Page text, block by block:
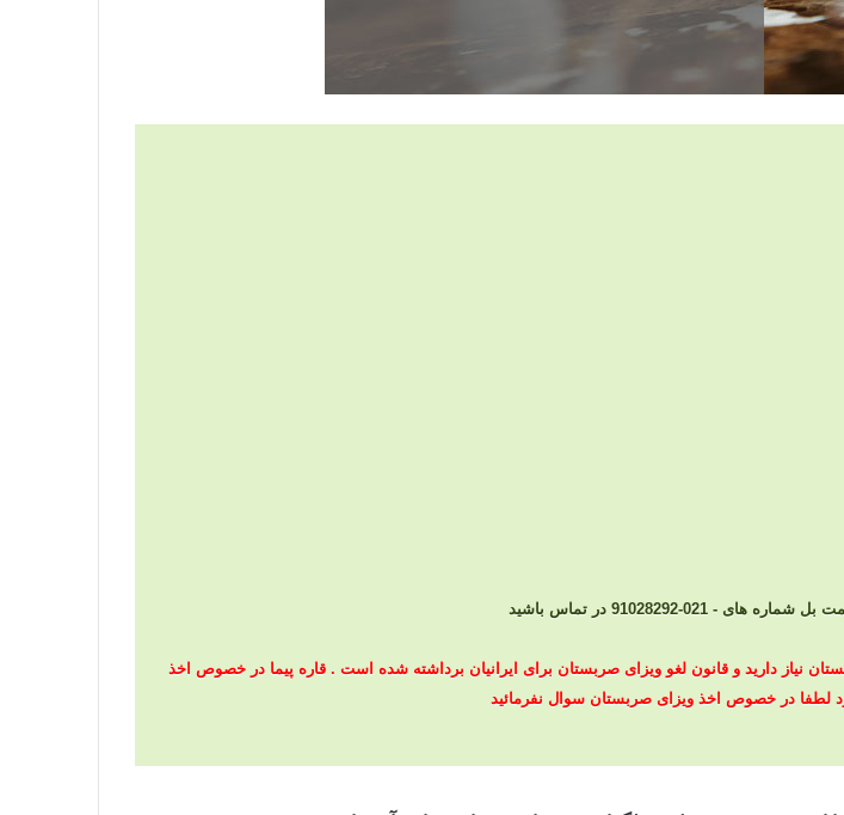
021-91028292 در تماس باشید
اخذ ویزای کشور صربستان نیاز دارید و قانون لغو ویزای صربستان برای ایرانیان برداشته شده است . قاره پیما در خصوص اخذ
لطفا در خصوص اخذ ویزای صربستان سوال نفرمائید